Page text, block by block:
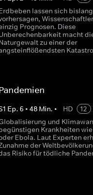
lassen sich
Prognosen. Diese
macht
zu einer der
1 Ep.6 •48 Min. • HD
12
und
Krankheiten
Ebola. Laut Experten
der
Risiko für tödliche